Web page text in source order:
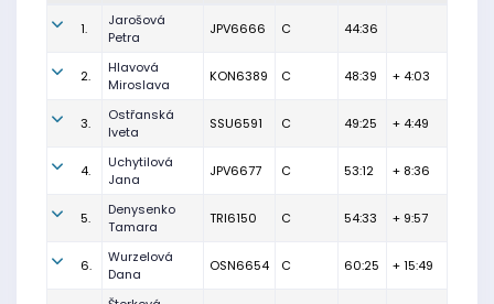
1.
Jarošová
Petra
JPV6666 C 44:36
2.
Hlavová
Miroslava
KON6389 C 48:39 + 4:03
3.
Ostřanská
Iveta
SSU6591 C 49:25 + 4:49
4.
Uchytilová
Jana
JPV6677 C 53:12 + 8:36
5.
Denysenko
Tamara
TRI6150 C 54:33 + 9:57
6.
Wurzelová
Dana
OSN6654 C 60:25 + 15:49